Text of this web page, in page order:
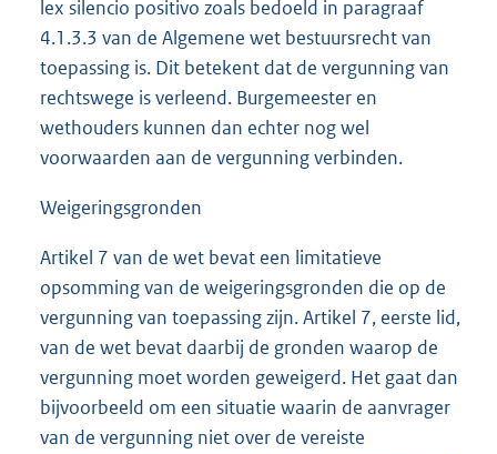
lex silencio positivo zoals bedoeld in paragraaf
4.1.3.3 van de Algemene wet bestuursrecht van
toepassing is. Dit betekent dat de vergunning van
rechtswege is verleend. Burgemeester en
wethouders kunnen dan echter nog wel
voorwaarden aan de vergunning verbinden.
Weigeringsgronden
Artikel 7 van de wet bevat een limitatieve
opsomming van de weigeringsgronden die op de
vergunning van toepassing zijn. Artikel 7, eerste lid,
van de wet bevat daarbij de gronden waarop de
vergunning moet worden geweigerd. Het gaat dan
bijvoorbeeld om een situatie waarin de aanvrager
van de vergunning niet over de vereiste